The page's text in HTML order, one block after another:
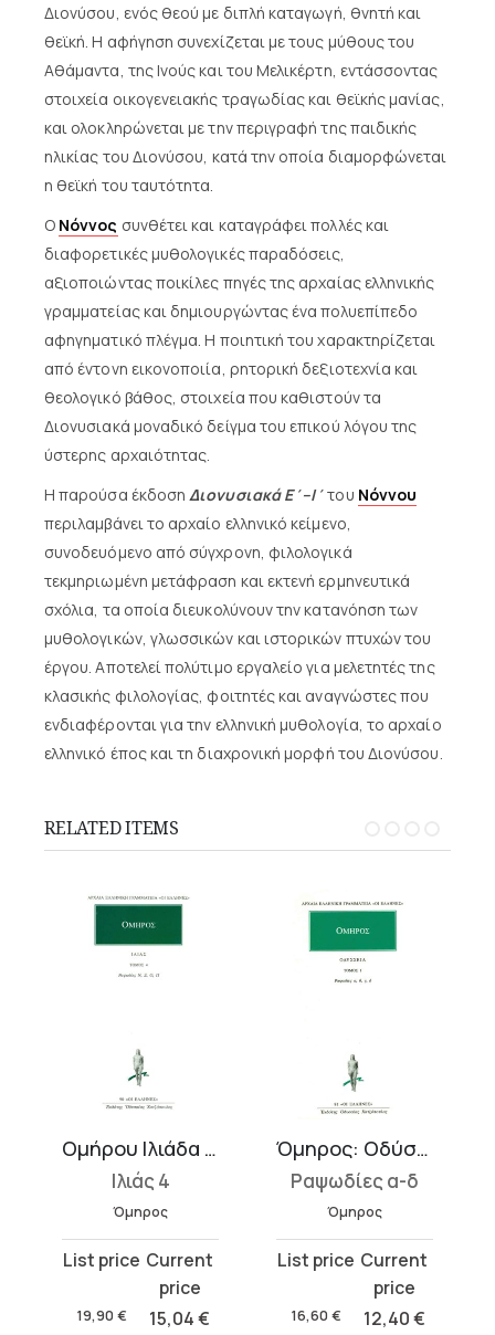
Διονύσου, ενός θεού με διπλή καταγωγή, θνητή και
θεϊκή. Η αφήγηση συνεχίζεται με τους μύθους του
Αθάμαντα, της Ινούς και του Μελικέρτη, εντάσσοντας
στοιχεία οικογενειακής τραγωδίας και θεϊκής μανίας,
και ολοκληρώνεται με την περιγραφή της παιδικής
ηλικίας του Διονύσου, κατά την οποία διαμορφώνεται
η θεϊκή του ταυτότητα.
Ο Νόννος συνθέτει και καταγράφει πολλές και
διαφορετικές μυθολογικές παραδόσεις,
αξιοποιώντας ποικίλες πηγές της αρχαίας ελληνικής
γραμματείας και δημιουργώντας ένα πολυεπίπεδο
αφηγηματικό πλέγμα. Η ποιητική του χαρακτηρίζεται
από έντονη εικονοποιία, ρητορική δεξιοτεχνία και
θεολογικό βάθος, στοιχεία που καθιστούν τα
Διονυσιακά μοναδικό δείγμα του επικού λόγου της
ύστερης αρχαιότητας.
Η παρούσα έκδοση Διονυσιακά Ε΄–Ι΄του Νόννου
περιλαμβάνει το αρχαίο ελληνικό κείμενο,
συνοδευόμενο από σύγχρονη, φιλολογικά
τεκμηριωμένη μετάφραση και εκτενή ερμηνευτικά
σχόλια, τα οποία διευκολύνουν την κατανόηση των
μυθολογικών, γλωσσικών και ιστορικών πτυχών του
έργου. Αποτελεί πολύτιμο εργαλείο για μελετητές της
κλασικής φιλολογίας, φοιτητές και αναγνώστες που
ενδιαφέρονται για την ελληνική μυθολογία, το αρχαίο
ελληνικό έπος και τη διαχρονική μορφή του Διονύσου.
RELATED ITEMS
Ομήρου Ιλιάδα : Ραψωδίες Ν-Π
Ιλιάς 4
Όμηρος
19,90 €
Original
was:
15,04€
Current
is:
Όμηρος: Οδύσσεια 1
Ραψωδίες α-δ
Όμηρος
16,60 €
Original
was:
12,40€
Current
is: